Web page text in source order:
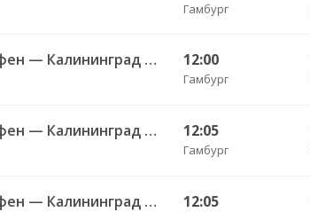
Гамбург
904 Бремерхафен — Калининград АВ 12:00
Гамбург
904 Бремерхафен — Калининград АВ 12:05
Гамбург
904 Бремерхафен — Калининград АВ 12:05